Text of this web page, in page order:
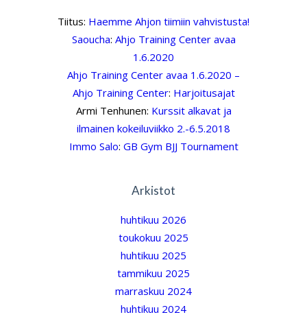
Tiitus: Haemme Ahjon tiimiin vahvistusta!
Saoucha: Ahjo Training Center avaa
1.6.2020
Ahjo Training Center avaa 1.6.2020 –
Ahjo Training Center: Harjoitusajat
Armi Tenhunen: Kurssit alkavat ja
ilmainen kokeiluviikko 2.-6.5.2018
Immo Salo: GB Gym BJJ Tournament
Arkistot
huhtikuu 2026
toukokuu 2025
huhtikuu 2025
tammikuu 2025
marraskuu 2024
huhtikuu 2024